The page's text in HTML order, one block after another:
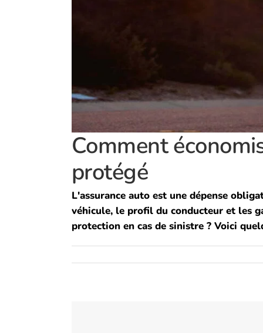
Comment
protégé
L'assurance auto est une dépense
véhicule, le profil du conducteur et les
protection en cas de sinistre ? Voici